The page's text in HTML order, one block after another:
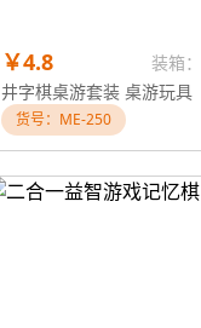
￥4.8
装箱
井字棋桌游套装 桌游玩具
货号：ME-250